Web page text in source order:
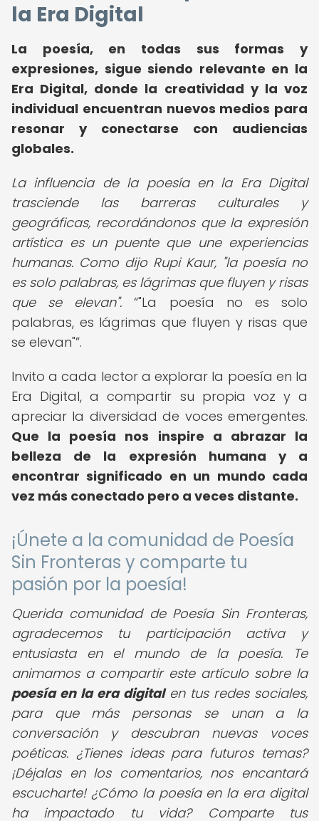
la Era Digital
La poesía, en todas sus formas y
expresiones, sigue siendo relevante en la
Era Digital, donde la creatividad y la voz
individual encuentran nuevos medios para
resonar y conectarse con audiencias
globales.
La influencia de la poesía en la Era Digital
trasciende las barreras culturales y
geográficas, recordándonos que la expresión
artística es un puente que une experiencias
humanas. Como dijo Rupi Kaur, "la poesía no
es solo palabras, es lágrimas que fluyen y risas
que se elevan".
"La poesía no es solo
palabras, es lágrimas que fluyen y risas que
se elevan" .
Invito a cada lector a explorar la poesía en la
Era Digital, a compartir su propia voz y a
apreciar la diversidad de voces emergentes.
Que la poesía nos inspire a abrazar la
belleza de la expresión humana y a
encontrar significado en un mundo cada
vez más conectado pero a veces distante.
¡Únete a la comunidad de Poesía
Sin Fronteras y comparte tu
pasión por la poesía!
Querida comunidad de Poesía Sin Fronteras,
agradecemos tu participación activa y
entusiasta en el mundo de la poesía. Te
animamos a compartir este artículo sobre la
poesía en la era digitalen tus redes sociales,
para que más personas se unan a la
conversación y descubran nuevas voces
poéticas. ¿Tienes ideas para futuros temas?
¡Déjalas en los comentarios, nos encantará
escucharte! ¿Cómo la poesía en la era digital
ha impactado tu vida? Comparte tus